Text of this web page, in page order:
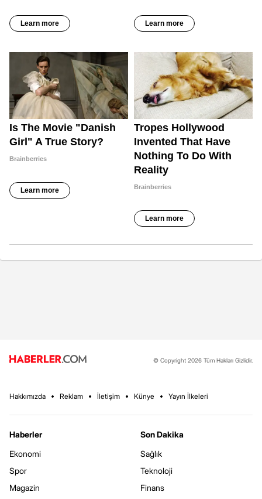
© Copyright 2026 Tüm Hakları Gizlidir.
Hakkımızda Reklam İletişim Künye Yayın İlkeleri
Haberler
Ekonomi
Spor
Magazin
Son Dakika
Sağlık
Teknoloji
Finans